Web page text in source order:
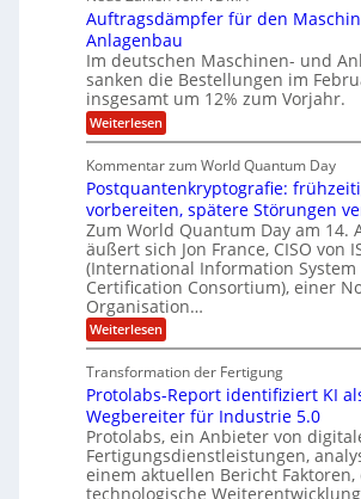
l
i
o
n
e
n
U
S
-
D
o
l
l
a
r
i
n
g
f
ü
r
M
E
A
u
n
d
L
a
t
e
i
n
a
m
e
o
l
u
t
i
w
i
r
d
C
h
i
e
f
C
u
s
t
o
m
e
r
O
ff
i
c
e
r
t
i
n
g
e
r
ö
f
n
e
t
K
o
m
p
e
t
e
n
z
z
e
n
t
r
u
m
f
Auftragsdämpfer für den
Anlagenbau
Im deutschen Maschinen- und
sanken die Bestellungen im
insgesamt um 12% zum Vorjahr.
Weiterlesen:
A
f
t
r
a
g
s
d
ä
m
p
f
e
r
ü
r
d
e
n
M
Kommentar zum World Quantum Day
Postquantenkryptografie:
vorbereiten, spätere Störungen
Zum World Quantum Day am 14.
äußert sich Jon France, CISO von
(International Information System
Certification Consortium), einer
Organisation…
Weiterlesen:
P
s
t
q
u
a
n
t
e
Transformation der Fertigung
Protolabs-Report identifiziert KI
Wegbereiter für Industrie 5.0
Protolabs, ein Anbieter von
Fertigungsdienstleistungen,
einem aktuellen Bericht Faktoren,
technologische